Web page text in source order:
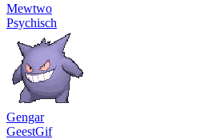
Mewtwo
Psychisch
Gengar
GeestGif